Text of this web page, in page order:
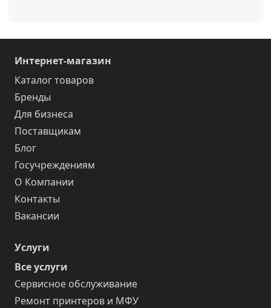
Интернет-магазин
Каталог товаров
Бренды
Для бизнеса
Поставщикам
Блог
Госучреждениям
О Компании
Контакты
Вакансии
Услуги
Все услуги
Сервисное обслуживание
Ремонт принтеров и МФУ